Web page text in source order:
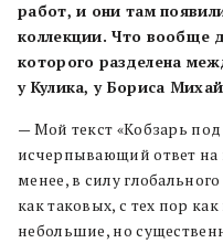
работ, и они там
коллекции. Что вообще
которого разделена
у Кулика, у Бориса
— Мой текст «Кобзарь
исчерпывающий ответ на
менее, в силу
как таковых, с тех пор
небольшие, но